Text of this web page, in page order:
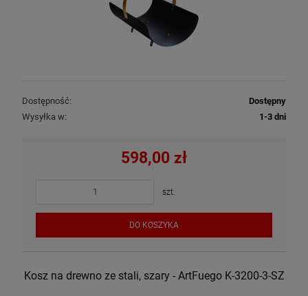
Dostępność:
Dostępny
Wysyłka w:
1-3 dni
598,00 zł
szt.
DO KOSZYKA
Kosz na drewno ze stali, szary - ArtFuego K-3200-3-SZ